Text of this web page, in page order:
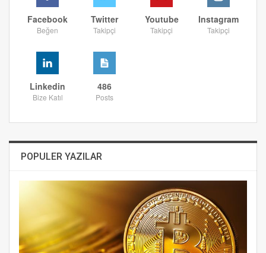
Facebook
Beğen
Twitter
Takipçi
Youtube
Takipçi
Instagram
Takipçi
Linkedin
Bize Katıl
486
Posts
POPULER YAZILAR